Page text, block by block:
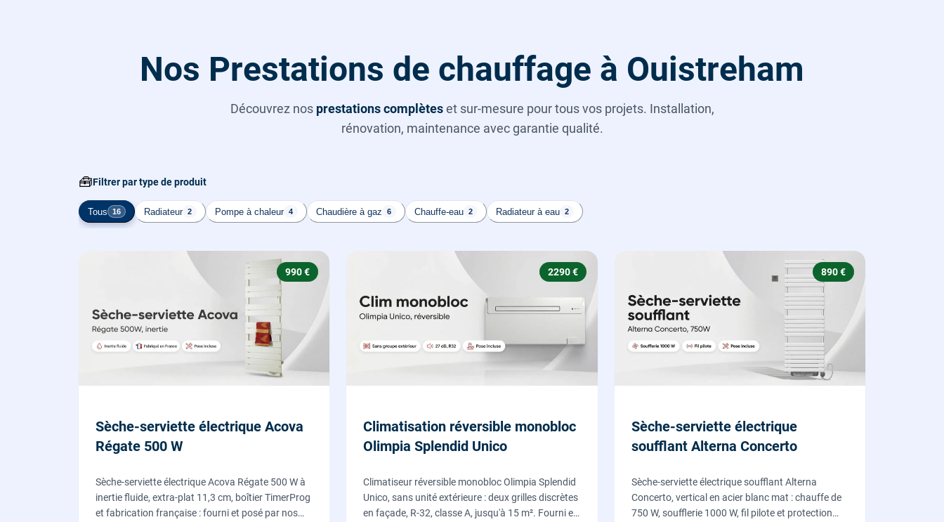
Nos Prestations de chauffage à Ouistreham
Découvrez nos prestations complèteset sur-mesure pour tous vos projets. Installation,
rénovation, maintenance avec garantie qualité.
🧰Filtrer par type de produit
Tous 16 Radiateur 2 Pompe à chaleur 4 Chaudière à gaz 6 Chauffe-eau 2 Radiateur à eau 2
990 €
Sèche-serviette électrique Acova
Régate 500 W
Sèche-serviette électrique Acova Régate 500 W à
inertie fluide, extra-plat 11,3 cm, boîtier TimerProg
et fabrication française : fourni et posé par nos
2290 €
Climatisation réversible monobloc
Olimpia Splendid Unico
Climatiseur réversible monobloc Olimpia Splendid
Unico, sans unité extérieure : deux grilles discrètes
en façade, R-32, classe A, jusqu'à 15 m². Fourni et
890 €
Sèche-serviette électrique
soufflant Alterna Concerto
Sèche-serviette électrique soufflant Alterna
Concerto, vertical en acier blanc mat : chauffe de
750 W, soufflerie 1000 W, fil pilote et protection